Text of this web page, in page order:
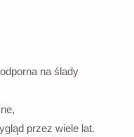
na ślady
przez wiele lat.